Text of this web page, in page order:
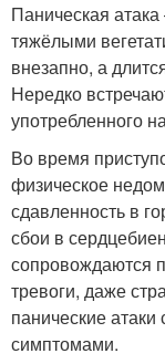
Паническая
тяжёлыми
внезапно, а
Нередко
употребленного
Во время
физическое
сдавленность в
сбои в
сопровождаются
тревоги, даже
панические
симптомами.